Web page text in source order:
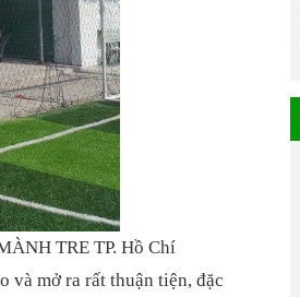
TRE TP. Hồ Chí
và mở ra rất thuận tiện, đặc